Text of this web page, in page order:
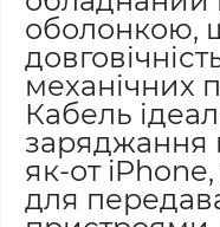
оболонкою,
механічних
Кабель
заряджання
як-от
для